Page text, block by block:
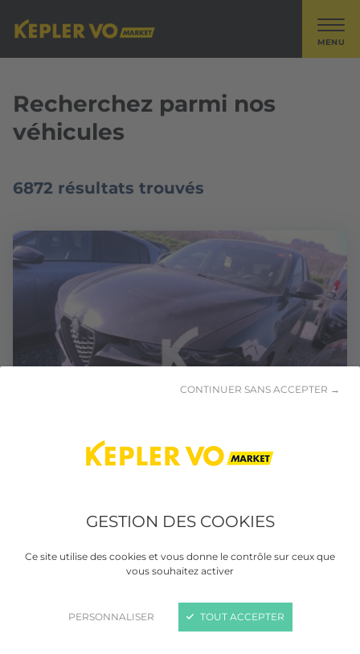
GESTION DES COOKIES
Ce site utilise des cookies et vous donne le contrôle sur ceux que
vous souhaitez activer
PERSONNALISER
CONTINUER SANS ACCEPTER →
TOUT ACCEPTER
MENU
Recherchez parmi nos
véhicules
6872 résultats trouvés
1.5 Ibrida 160 ch VGT TCT7 Sprint
Essence Séquentielle
35 988 km